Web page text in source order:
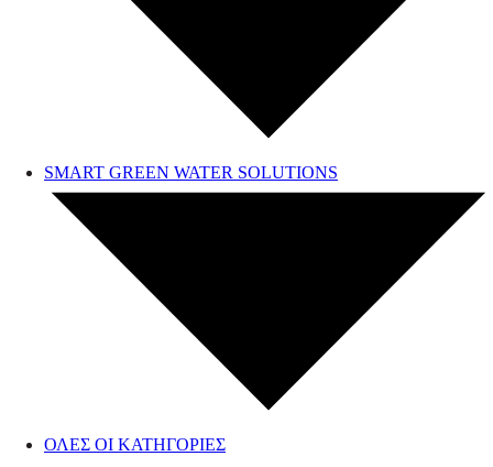
SMART GREEN WATER SOLUTIONS
ΟΛΕΣ ΟΙ ΚΑΤΗΓΟΡΙΕΣ